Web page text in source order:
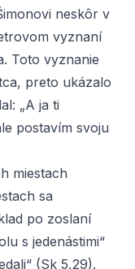
neskôr v
vyznaní
Toto vyznanie
preto ukázalo
„A ja ti
postavím svoju
miestach
sa
po zoslaní
s jedenástimi“
(Sk 5,29).